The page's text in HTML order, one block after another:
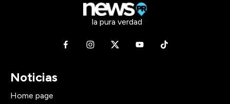
la pura verdad
Noticias
Home page